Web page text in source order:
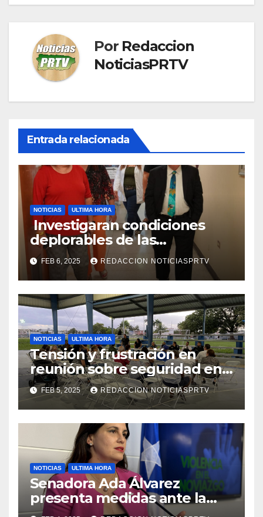
Por Redaccion
NoticiasPRTV
Entrada relacionada
NOTICIAS ULTIMA HORA
Investigaran condiciones
deplorables de las
facilidades el Departamento
de la Salud en Mayagüez
FEB 6, 2025 REDACCION NOTICIASPRTV
NOTICIAS ULTIMA HORA
Tensión y frustración en
reunión sobre seguridad en
Reparto Metropolitano
FEB 5, 2025 REDACCION NOTICIASPRTV
NOTICIAS ULTIMA HORA
Senadora Ada Álvarez
presenta medidas ante la
violencia en el noviazgo